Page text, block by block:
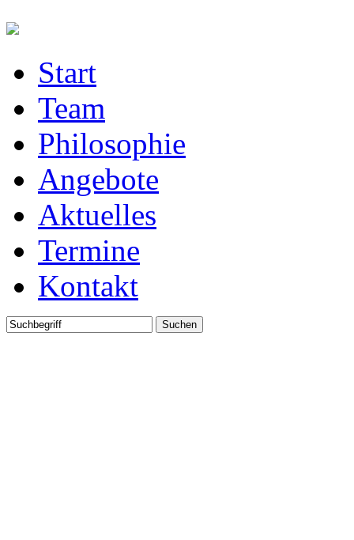
Start
Team
Philosophie
Angebote
Aktuelles
Termine
Kontakt